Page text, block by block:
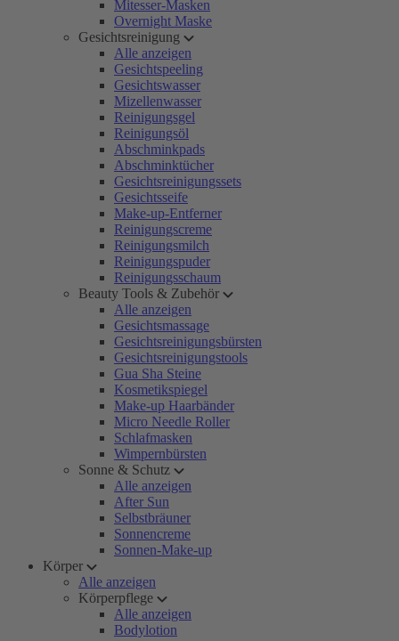
Mitesser-Masken
Overnight Maske
Gesichtsreinigung
Alle anzeigen
Gesichtspeeling
Gesichtswasser
Mizellenwasser
Reinigungsgel
Reinigungsöl
Abschminkpads
Abschminktücher
Gesichtsreinigungssets
Gesichtsseife
Make-up-Entferner
Reinigungscreme
Reinigungsmilch
Reinigungspuder
Reinigungsschaum
Beauty Tools & Zubehör
Alle anzeigen
Gesichtsmassage
Gesichtsreinigungsbürsten
Gesichtsreinigungstools
Gua Sha Steine
Kosmetikspiegel
Make-up Haarbänder
Micro Needle Roller
Schlafmasken
Wimpernbürsten
Sonne & Schutz
Alle anzeigen
After Sun
Selbstbräuner
Sonnencreme
Sonnen-Make-up
Körper
Alle anzeigen
Körperpflege
Alle anzeigen
Bodylotion